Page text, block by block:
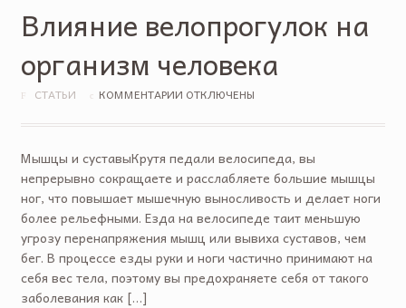
Влияние велопрогулок на
организм человека
СТАТЬИ КОММЕНТАРИИ ОТКЛЮЧЕНЫ
Мышцы и суставыКрутя педали велосипеда, вы
непрерывно сокращаете и расслабляете большие мышцы
ног, что повышает мышечную выносливость и делает ноги
более рельефными. Езда на велосипеде таит меньшую
угрозу перенапряжения мышц или вывиха суставов, чем
бег. В процессе езды руки и ноги частично принимают на
себя вес тела, поэтому вы предохраняете себя от такого
заболевания как […]